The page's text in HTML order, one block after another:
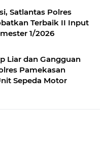
Satlantas Polres
Terbaik II Input
1/2026
Liar dan Gangguan
Pamekasan
Sepeda Motor